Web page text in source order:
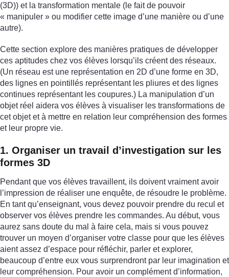
(3D)) et la transformation mentale (le fait de pouvoir
« manipuler » ou modifier cette image d’une manière ou d’une
autre).
Cette section explore des manières pratiques de développer
ces aptitudes chez vos élèves lorsqu’ils créent des réseaux.
(Un réseau est une représentation en 2D d’une forme en 3D,
des lignes en pointillés représentant les pliures et des lignes
continues représentant les coupures.) La manipulation d’un
objet réel aidera vos élèves à visualiser les transformations de
cet objet et à mettre en relation leur compréhension des formes
et leur propre vie.
1. Organiser un travail d’investigation sur les
formes 3D
Pendant que vos élèves travaillent, ils doivent vraiment avoir
l’impression de réaliser une enquête, de résoudre le problème.
En tant qu’enseignant, vous devez pouvoir prendre du recul et
observer vos élèves prendre les commandes. Au début, vous
aurez sans doute du mal à faire cela, mais si vous pouvez
trouver un moyen d’organiser votre classe pour que les élèves
aient assez d’espace pour réfléchir, parler et explorer,
beaucoup d’entre eux vous surprendront par leur imagination et
leur compréhension. Pour avoir un complément d’information,